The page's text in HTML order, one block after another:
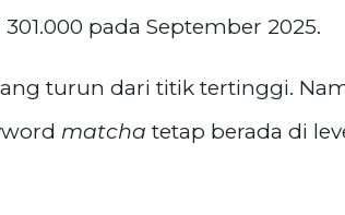
pada September 2025.
turun dari titik tertinggi.
matcha tetap berada di